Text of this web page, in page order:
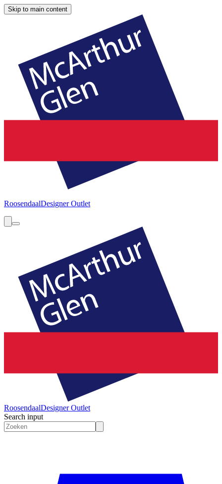
Skip to main content
RoosendaalDesigner Outlet
RoosendaalDesigner Outlet
Search input